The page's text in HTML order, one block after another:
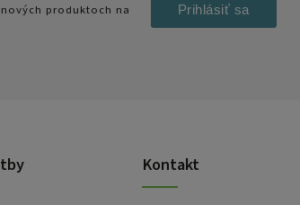
Kontakt
produktoch na
Prihlásiť sa